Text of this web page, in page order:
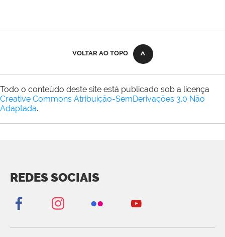
VOLTAR AO TOPO
Todo o conteúdo deste site está publicado sob a licença
Creative Commons Atribuição-SemDerivações 3.0 Não
Adaptada.
REDES SOCIAIS